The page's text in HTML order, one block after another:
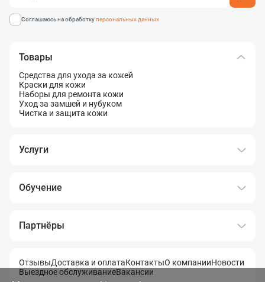
Соглашаюсь на обработкуперсональных данных
Товары
Средства для ухода за кожей
Краски для кожи
Наборы для ремонта кожи
Уход за замшей и нубуком
Чистка и защита кожи
Услуги
Обучение
Партнёры
ОтзывыДоставка и оплатаКонтактыО компанииНовости
Выездное обслуживаниеВакансии